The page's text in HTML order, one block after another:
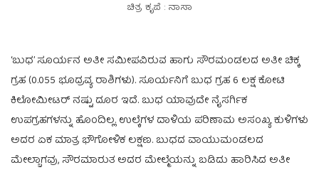
ಚಿತ್ರ ಕೃಪೆ : ನಾಸಾ
‘ಬುಧ’ ಸೂರ್ಯನ ಅತೀ ಸಮೀಪವಿರುವ ಹಾಗು ಸೌರಮಂಡಲದ ಅತೀ ಚಿಕ್ಕ
ಗ್ರಹ (0.055 ಭೂದ್ರವ್ಯ ರಾಶಿಗಳು). ಸೂರ್ಯನಿಗೆ ಬುಧ ಗ್ರಹ 6 ಲಕ್ಷ ಕೋಟಿ
ಕಿಲೋಮೀಟರ್ ನಷ್ಟು ದೂರ ಇದೆ. ಬುಧ ಯಾವುದೇ ನೈಸರ್ಗಿಕ
ಉಪಗ್ರಹಗಳನ್ನು ಹೊಂದಿಲ್ಲ. ಉಲ್ಕೆಗಳ ದಾಳಿಯ ಪರಿಣಾಮ ಅಸಂಖ್ಯ ಕುಳಿಗಳು
ಅದರ ಏಕ ಮಾತ್ರ ಭೌಗೋಳಿಕ ಲಕ್ಷಣ. ಬುಧದ ವಾಯುಮಂಡಲದ
ಮೇಲ್ಬಾಗವು, ಸೌರಮಾರುತ ಅದರ ಮೇಲ್ಮೆಯನ್ನು ಬಡಿದು ಹಾರಿಸಿದ ಅತೀ